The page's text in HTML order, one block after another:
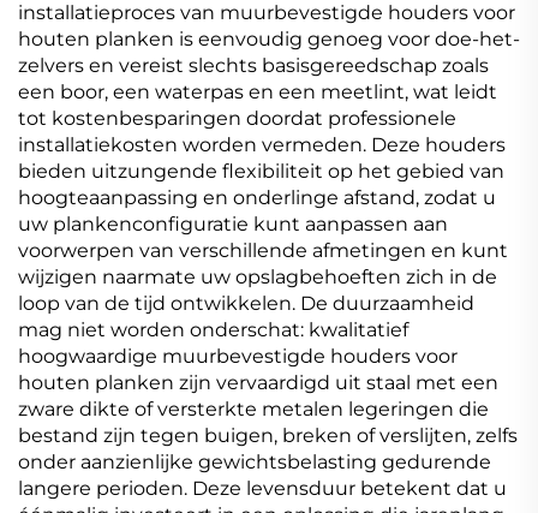
installatieproces van muurbevestigde houders voor
houten planken is eenvoudig genoeg voor doe-het-
zelvers en vereist slechts basisgereedschap zoals
een boor, een waterpas en een meetlint, wat leidt
tot kostenbesparingen doordat professionele
installatiekosten worden vermeden. Deze houders
bieden uitzungende flexibiliteit op het gebied van
hoogteaanpassing en onderlinge afstand, zodat u
uw plankenconfiguratie kunt aanpassen aan
voorwerpen van verschillende afmetingen en kunt
wijzigen naarmate uw opslagbehoeften zich in de
loop van de tijd ontwikkelen. De duurzaamheid
mag niet worden onderschat: kwalitatief
hoogwaardige muurbevestigde houders voor
houten planken zijn vervaardigd uit staal met een
zware dikte of versterkte metalen legeringen die
bestand zijn tegen buigen, breken of verslijten, zelfs
onder aanzienlijke gewichtsbelasting gedurende
langere perioden. Deze levensduur betekent dat u